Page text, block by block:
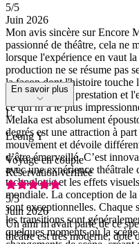
5/5
Juin 2026
Mon avis sincère sur Encore
passionné de théâtre, cela ne
lorsque l'expérience en vaut
production ne se résume pas
la façon dont l'histoire touche
sur l'intrigue, la prestation et
ce qui m’a le plus
Melaka est absolument
degrés est une attraction à
mouvement et dévoile
d’être émerveillé. C’est
avec une expérience
technologie et les effets
mondiale. La conception de
sont exceptionnelles. Chaque
les transitions sont
quelques moments où la
En savoir plus
L
Leong Y
Voyage en couple
Réservation vérifiée
5/5
Juin 2026
Un ami m'avait parlé de ce
théâtre est très moderne, doté